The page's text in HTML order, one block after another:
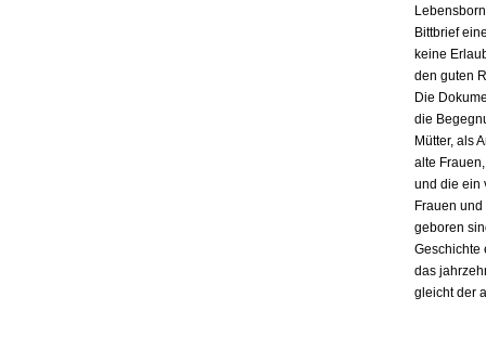
Bittbrief
keine
den guten
Die
die
Mütter, als
alte
und die ein
Frauen
geboren
Geschichte
das
gleicht der